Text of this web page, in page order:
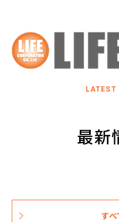
LATEST
最新
す